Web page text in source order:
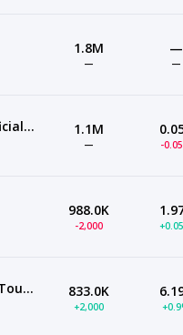
1.8M
—
—
—
Youhug Media Official Channel 耀客文化官方频道
1.1M
— -
988.0K
-2,000
阿然透模玩Color.R Touch-Toys
833.0K
+2,000